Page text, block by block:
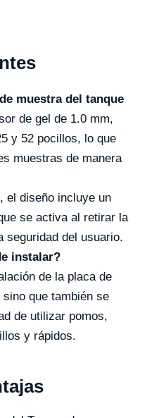
muestra del tanque
de gel de 1.0 mm,
y 52 pocillos, lo que
muestras de manera
el diseño incluye un
se activa al retirar la
seguridad del usuario.
instalar?
de la placa de
que también se
de utilizar pomos,
y rápidos.